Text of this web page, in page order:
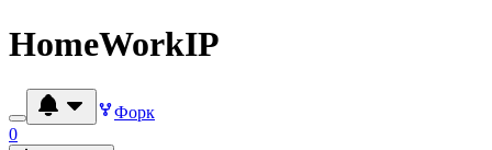
HomeWorkIP
Форк
0